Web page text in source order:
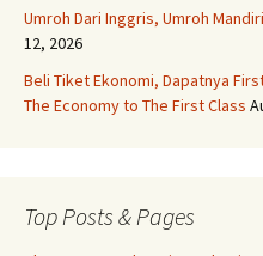
Umroh Dari Inggris, Umroh
12, 2026
Beli Tiket Ekonomi, Dapatnya
The Economy to The First Class
Top Posts & Pages